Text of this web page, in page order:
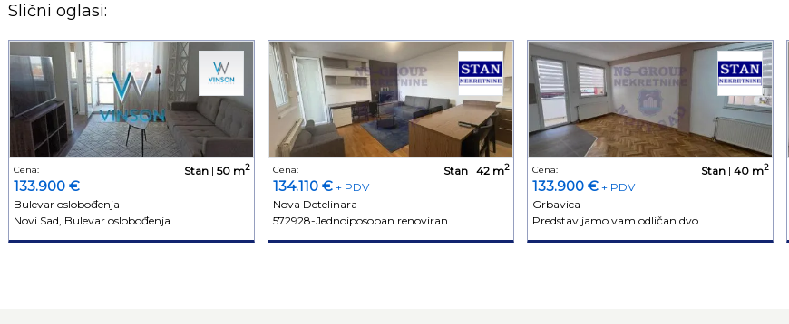
Slični oglasi:
Cena:
133.900 €
Stan| 50 m2
Bulevar oslobođenja
Novi Sad, Bulevar oslobođenja...
Cena:
134.110 €+ PDV
Stan| 42 m2
Nova Detelinara
572928-Jednoiposoban renoviran...
Cena:
133.900 €+ PDV
Stan| 40 m2
Grbavica
Predstavljamo vam odličan dvo...